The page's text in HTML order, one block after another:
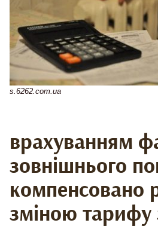
s.6262.com.ua
врахуванням
зовнішнього
компенсовано
зміною тарифу